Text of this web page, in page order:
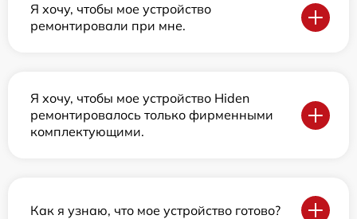
Я хочу, чтобы мое устройство
ремонтировали при мне.
Я хочу, чтобы мое устройство Hiden
ремонтировалось только фирменными
комплектующими.
Как я узнаю, что мое устройство готово?